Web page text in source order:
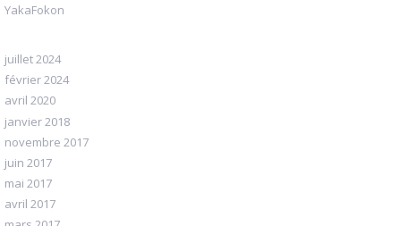
YakaFokon
juillet 2024
février 2024
avril 2020
janvier 2018
novembre 2017
juin 2017
mai 2017
avril 2017